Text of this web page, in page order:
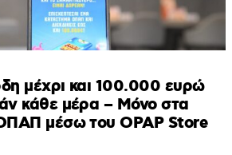
μέχρι και 100.000 ευρώ
κάθε μέρα – Μόνο στα
μέσω του OPAP Store